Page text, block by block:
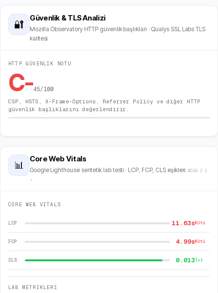
🔐
Güvenlik & TLS Analizi
Mozilla Observatory HTTP güvenlik başlıkları · Qualys SSL Labs TLS
kalitesi.
HTTP GÜVENLIK NOTU
C-45/100
CSP, HSTS, X-Frame-Options, Referrer Policy ve diğer HTTP
güvenlik başlıklarını değerlendirir.
📊
Core Web Vitals
Google Lighthouse sentetik lab testi · LCP, FCP, CLS eşikleri. WCAG 2.1
↗
CORE WEB VITALS
LCP 11.63sKötü
FCP 4.99sKötü
CLS 0.013İyi
LAB METRİKLERİ